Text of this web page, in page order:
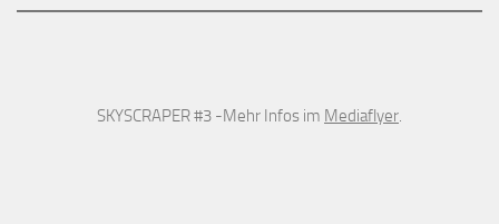
SKYSCRAPER #3 -Mehr Infos im Mediaflyer.